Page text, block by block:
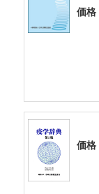
価格
価格